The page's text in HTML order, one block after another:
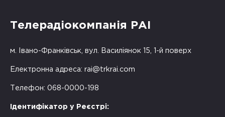
Телерадіокомпанія РАІ
м. Івано-Франківськ, вул. Василіянок 15, 1-й поверх
Електронна адреса: rai@trkrai.com
Телефон: 068-0000-198
Ідентифікатор у Реєстрі: